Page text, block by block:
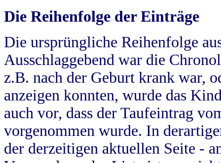
Die Reihenfolge der Einträge
Die ursprüngliche Reihenfolge
Ausschlaggebend war die
z.B. nach der Geburt krank war,
anzeigen konnten, wurde das
auch vor, dass der Taufeintrag
vorgenommen wurde. In
der derzeitigen aktuellen Seite -